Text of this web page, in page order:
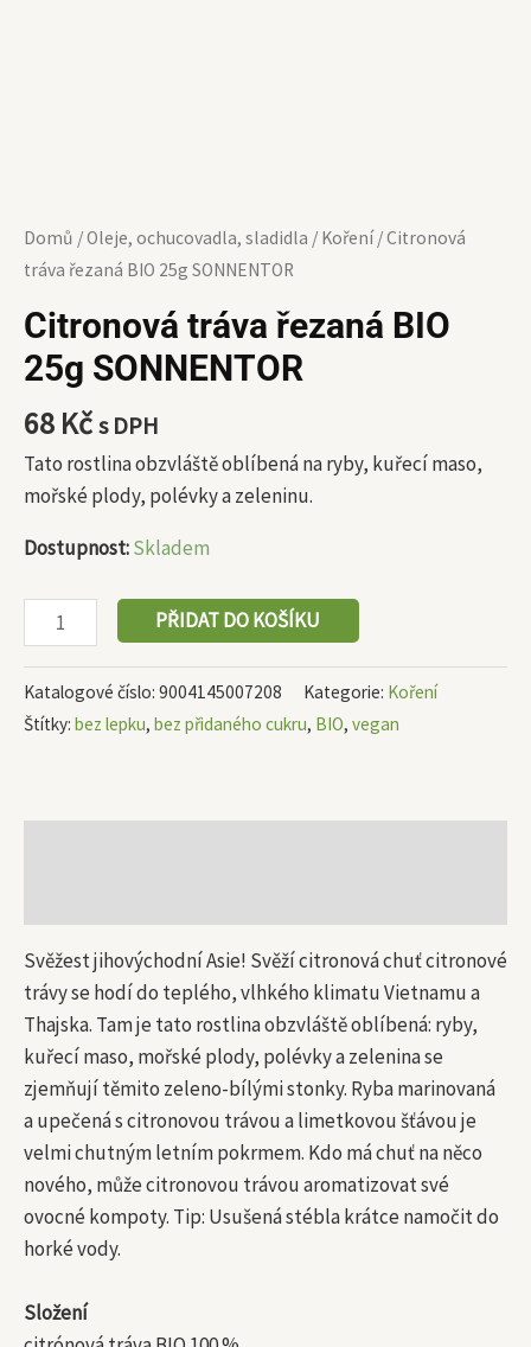
Domů /Oleje, ochucovadla, sladidla / Koření/ Citronová
tráva řezaná BIO 25g SONNENTOR
Citronová tráva řezaná BIO
25g SONNENTOR
68 Kčs DPH
Tato rostlina obzvláště oblíbená na ryby, kuřecí maso,
mořské plody, polévky a zeleninu.
Dostupnost:Skladem
PŘIDAT DO KOŠÍKU
Katalogové číslo: 9004145007208 Kategorie: Koření
Štítky: bez lepku, bez přidaného cukru, BIO, vegan
Svěžest jihovýchodní Asie! Svěží citronová chuť citronové
trávy se hodí do teplého, vlhkého klimatu Vietnamu a
Thajska. Tam je tato rostlina obzvláště oblíbená: ryby,
kuřecí maso, mořské plody, polévky a zelenina se
zjemňují těmito zeleno-bílými stonky. Ryba marinovaná
a upečená s citronovou trávou a limetkovou šťávou je
velmi chutným letním pokrmem. Kdo má chuť na něco
nového, může citronovou trávou aromatizovat své
ovocné kompoty. Tip: Usušená stébla krátce namočit do
horké vody.
Složení